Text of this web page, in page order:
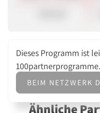
Dieses Programm ist
BEIM NETZWERK
Ähnliche